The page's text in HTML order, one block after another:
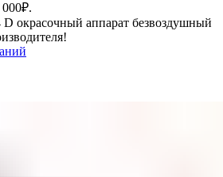
окрасочный аппарат безвоздушный